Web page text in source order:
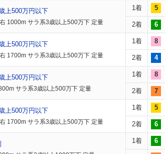
上500万円以下
1000m サラ系3歳以上500万下 定量
1着 5
2着 6
上500万円以下
1700m サラ系3歳以上500万下 定量
1着 8
2着 4
上500万円以下
サラ系3歳以上500万下 定量
1着 8
2着 7
上500万円以下
1700m サラ系3歳以上500万下 定量
1着 5
2着 6
1着 6